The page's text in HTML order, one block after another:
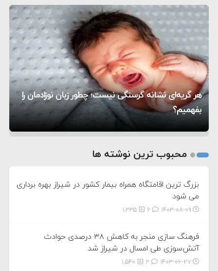
دیوانگی آمریکا داریم
ترامپ دستور حملات جدید علیه ایران را صادر کرد
۵:۴۵
سپاه: دو نفتکش متخلف مورد اصابت قرار گرفته و
متوقف شدند
۱۲:۵۹
ترامپ مدعی توافق تاریخی برای خلع سلاح کامل
حماس شد
۸:۵۷
اعتراض عراقچی به همتای بلغارستانی به دلیل کمک
به آمریکا در حملات به ایران
۱۶:۱۹
کشورهایی که به متجاوزان کمک می کنند پاسخ
سختی خواهند گرفت
۱۰:۱۵
سنتکام پایان تجاوز جدید به ایران را اعلام کرد
۶:۰۵
هر گریه‌ای نشانه گرسنگی نیست؛ چطور زبان نوزادمان را
بفهمیم؟
تغذیه پدر می‌تواند بر سلامت نوزاد تأثیر بگذارد
روی دیگر زندگی
2
محبوب ترین نوشته ها
بزرگ ترین اقامتگاه همراه بیمار کشور در شیراز بهره برداری
می شود
۱۴۰۳-۰۸-۰۹ 1,335
فرهنگ سازی منجر به کاهش ۳۸ درصدی حوادث
آتش‌سوزی طی امسال در شیراز شد
۱۴۰۳-۰۶-۲۷ 1,540